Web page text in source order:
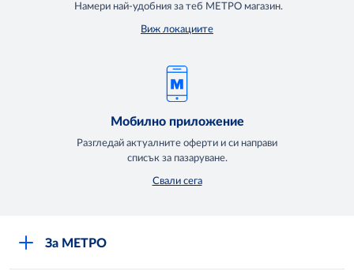
Намери най-удобния за теб МЕТРО магазин.
Виж локациите
Мобилно приложение
Разгледай актуалните оферти и си направи
списък за пазаруване.
Свали сега
За МЕТРО